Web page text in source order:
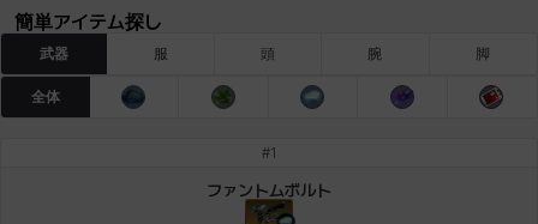
ダイリン ダニエル ダルコ ティア テオドール
ナディン ニア
簡単アイテム探し
武器 服 頭 腕 脚
全体
#1
ファントムボルト